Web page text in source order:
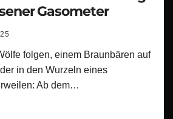
Gasometer
folgen, einem Braunbären auf
in den Wurzeln eines
Ab dem…